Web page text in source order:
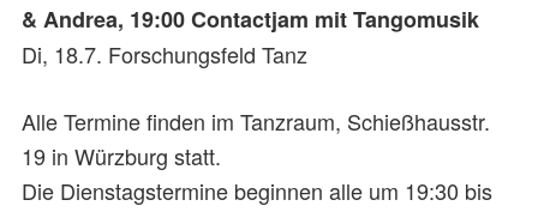
& Andrea, 19:00 Contactjam mit Tangomusik
Di, 18.7. Forschungsfeld Tanz
Alle Termine finden im Tanzraum, Schießhausstr.
19 in Würzburg statt.
Die Dienstagstermine beginnen alle um 19:30 bis